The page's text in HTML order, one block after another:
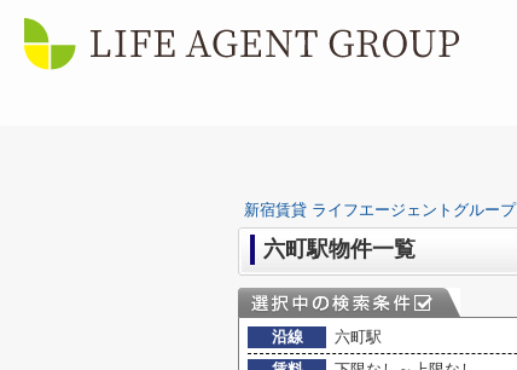
新宿賃貸 ライフエージェントグループ
六町駅物件一覧
沿線
六町駅